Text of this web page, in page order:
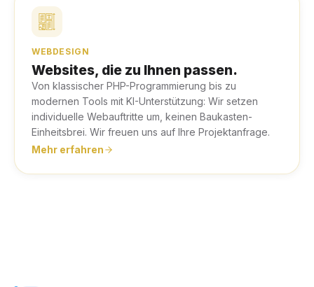
WEBDESIGN
Websites, die zu Ihnen passen.
Von klassischer PHP-Programmierung bis zu
modernen Tools mit KI-Unterstützung: Wir setzen
individuelle Webauftritte um, keinen Baukasten-
Einheitsbrei. Wir freuen uns auf Ihre Projektanfrage.
Mehr erfahren